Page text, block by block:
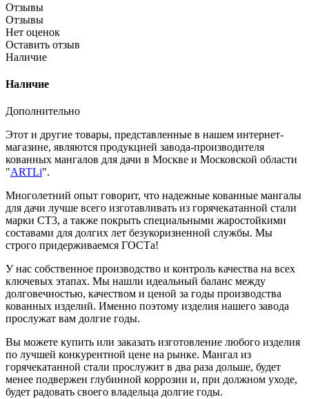
Отзывы
Отзывы
Нет оценок
Оставить отзыв
Наличие
Наличие
Дополнительно
Этот и другие товары, представленные в нашем интернет-
магазине, являются продукцией завода-производителя
кованных мангалов для дачи в Москве и Московской области
"ARTLi".
Многолетний опыт говорит, что надежные кованные мангалы
для дачи лучше всего изготавливать из горячекатанной стали
марки СТ3, а также покрыть специальными жаростойкими
составами для долгих лет безукоризненной службы. Мы
строго придерживаемся ГОСТа!
У нас собственное производство и контроль качества на всех
ключевых этапах. Мы нашли идеальный баланс между
долговечностью, качеством и ценой за годы производства
кованных изделий. Именно поэтому изделия нашего завода
прослужат вам долгие годы.
Вы можете купить или заказать изготовление любого изделия
по лучшей конкурентной цене на рынке. Мангал из
горячекатанной стали прослужит в два раза дольше, будет
менее подвержен глубинной коррозии и, при должном уходе,
будет радовать своего владельца долгие годы.